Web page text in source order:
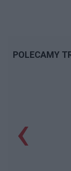
POLECAMY
‹